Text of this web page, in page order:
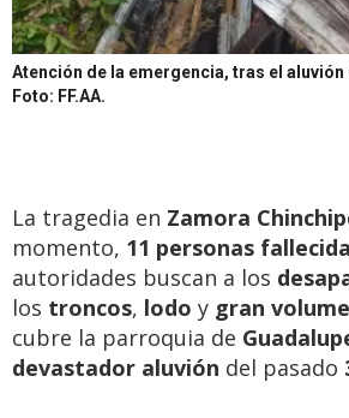
Atención de la emergencia, tras el
Foto: FF.AA.
La tragedia en Zamora
momento, 11 personas
autoridades buscan a los
los troncos, lodo y gran
cubre la parroquia de
devastador aluvión del pasado